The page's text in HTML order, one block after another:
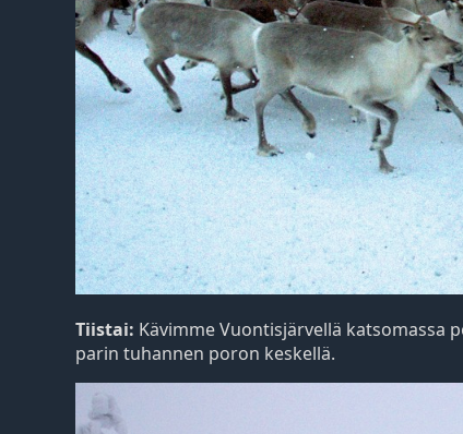
Tiistai: Kävimme Vuontisjärvellä katsomassa
parin tuhannen poron keskellä.